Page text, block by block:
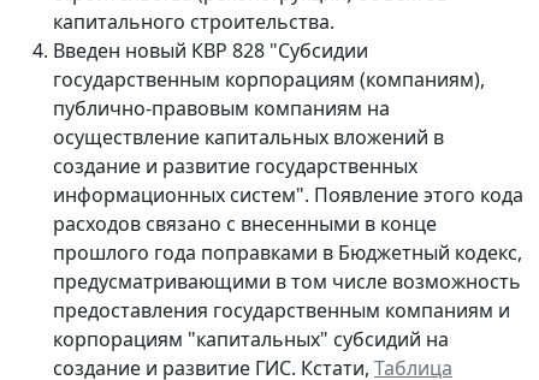
капитального строительства.
Введен новый КВР 828 "Субсидии
государственным корпорациям (компаниям),
публично-правовым компаниям на
осуществление капитальных вложений в
создание и развитие государственных
информационных систем". Появление этого кода
расходов связано с внесенными в конце
прошлого года поправками в Бюджетный кодекс,
предусматривающими в том числе возможность
предоставления государственным компаниям и
корпорациям "капитальных" субсидий на
создание и развитие ГИС. Кстати, Таблица